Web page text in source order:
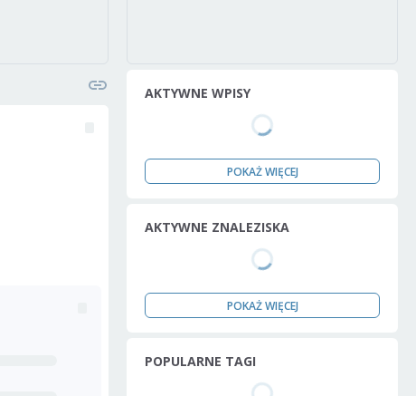
AKTYWNE WPISY
POKAŻ WIĘCEJ
AKTYWNE ZNALEZISKA
POKAŻ WIĘCEJ
POPULARNE TAGI